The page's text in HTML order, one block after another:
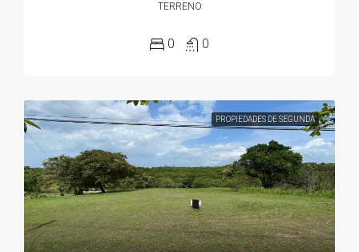
TERRENO
0 0
PROPIEDADES DE SEGUNDA